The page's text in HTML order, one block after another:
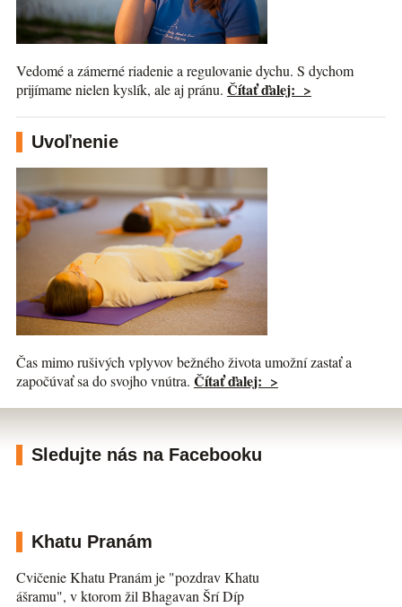
Vedomé a zámerné riadenie a regulovanie dychu. S dychom
prijímame nielen kyslík, ale aj pránu. Čítať ďalej: >
Uvoľnenie
Čas mimo rušivých vplyvov bežného života umožní zastať a
započúvať sa do svojho vnútra. Čítať ďalej: >
Sledujte nás na Facebooku
Khatu Pranám
Cvičenie Khatu Pranám je "pozdrav Khatu
ášramu", v ktorom žil Bhagavan Šrí Díp